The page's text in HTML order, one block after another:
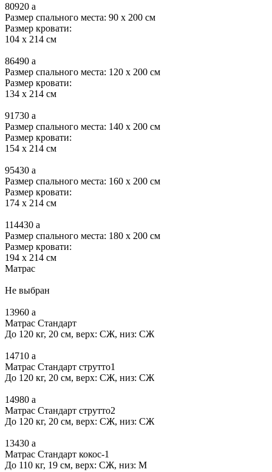
80920 a
Размер спального места: 90 x 200 см
Размер кровати:
104 x 214 см
86490 a
Размер спального места: 120 x 200 см
Размер кровати:
134 x 214 см
91730 a
Размер спального места: 140 x 200 см
Размер кровати:
154 x 214 см
95430 a
Размер спального места: 160 x 200 см
Размер кровати:
174 x 214 см
114430 a
Размер спального места: 180 x 200 см
Размер кровати:
194 x 214 см
Матрас
Не выбран
13960 a
Матрас Стандарт
До 120 кг, 20 см, верх: СЖ, низ: СЖ
14710 a
Матрас Стандарт струтто1
До 120 кг, 20 см, верх: СЖ, низ: СЖ
14980 a
Матрас Стандарт струтто2
До 120 кг, 20 см, верх: СЖ, низ: СЖ
13430 a
Матрас Стандарт кокос-1
До 110 кг, 19 см, верх: СЖ, низ: М